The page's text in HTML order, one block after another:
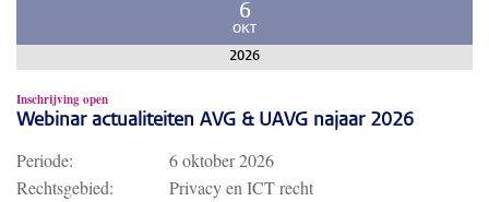
6
OKT
2026
Inschrijving open
Webinar actualiteiten AVG & UAVG najaar 2026
Periode:
6 oktober 2026
Rechtsgebied:
Privacy en ICT recht